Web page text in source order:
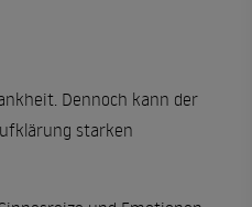
Dennoch kann der
starken